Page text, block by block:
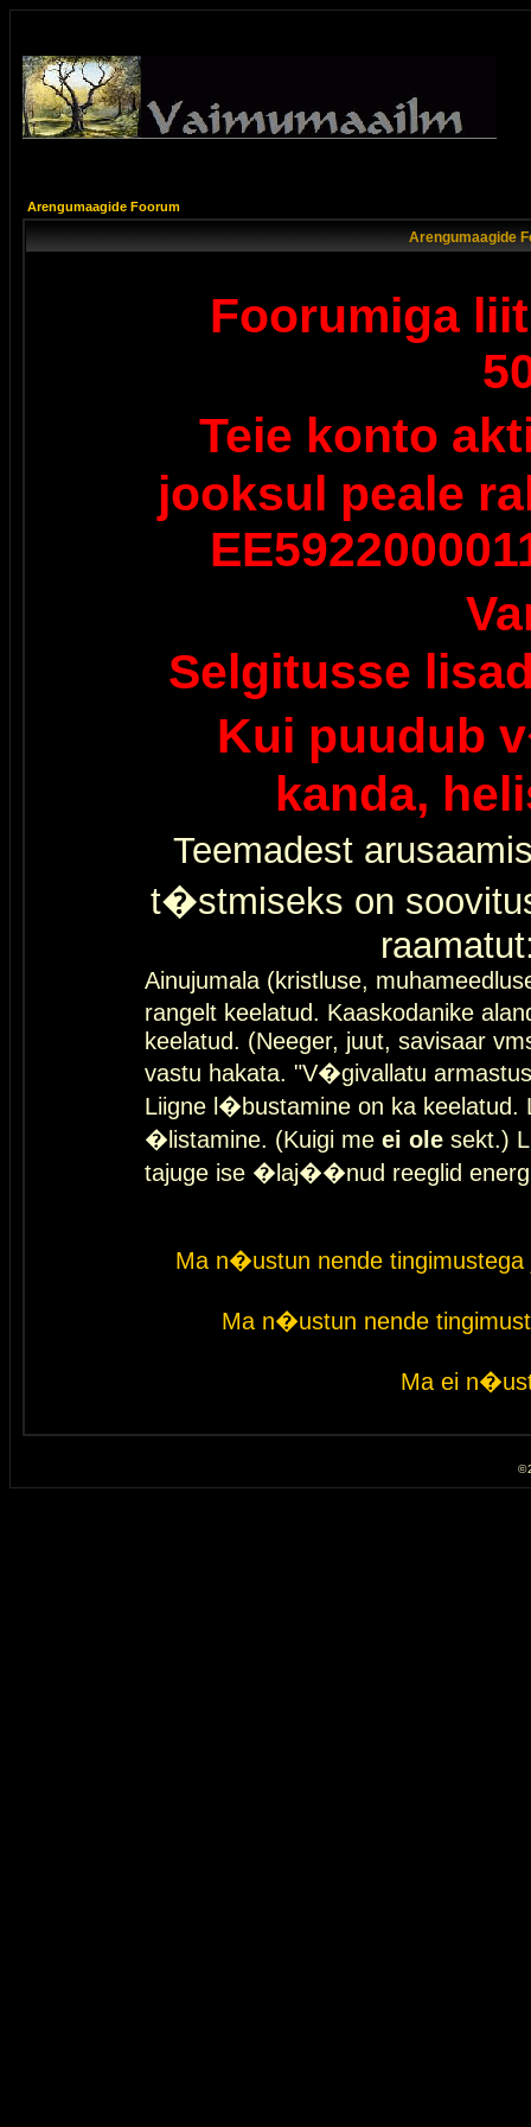
Arengumaagide Foorum
Arengumaagide
Foorumiga
Teie konto
jooksul peale
Selgitusse
Kui puudub
kanda,
Teemadest
t�stmiseks on
Ainujumala (kristluse,
rangelt keelatud. Kaaskodanike
keelatud. (Neeger, juut, savisaar
vastu hakata. "V�givallatu
Liigne l�bustamine on ka keelatud.
�listamine. (Kuigi me ei ole sekt.)
tajuge ise �laj��nud reeglid
Ma n�ustun nende
Ma n�ustun nende
Ma ei
©